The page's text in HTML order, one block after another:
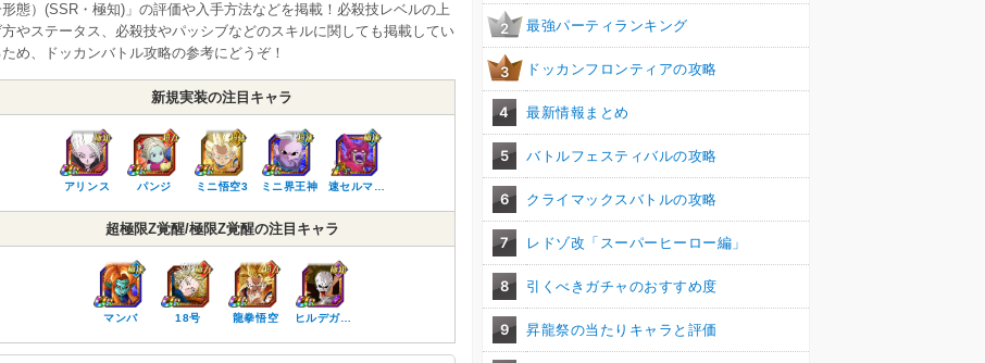
態）(SSR・極知)」の評価や入手方法などを掲載！必殺技レベルの上
やステータス、必殺技やパッシブなどのスキルに関しても掲載してい
ため、ドッカンバトル攻略の参考にどうぞ！
新規実装の注目キャラ
アリンス パンジ ミニ悟空3 ミニ界王神 速セルマ…
超極限Z覚醒/極限Z覚醒の注目キャラ
マンバ 18号 龍拳悟空 ヒルデガ…
2 最強パーティランキング
3 ドッカンフロンティアの攻略
4 最新情報まとめ
5 バトルフェスティバルの攻略
6 クライマックスバトルの攻略
7 レドゾ改「スーパーヒーロー編」
8 引くべきガチャのおすすめ度
9 昇龍祭の当たりキャラと評価